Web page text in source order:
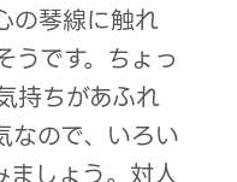
の琴線に触れ
うです。ちょっ
持ちがあふれ
なので、いろい